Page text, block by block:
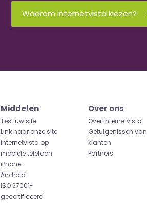
Waarom internetvista kiezen?
Middelen
Test uw site
Link naar onze site
internetvista op
mobiele telefoon
iPhone
Android
ISO 27001-
gecertificeerd
Over ons
Over internetvista
Getuigenissen van
klanten
Partners